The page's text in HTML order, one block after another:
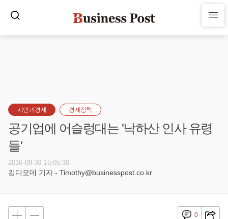
시민과경제 경제정책
공기업에 어슬렁대는 '낙하산 인사 유령
들'
2016-09-30 15:05:30
김디모데 기자 - Timothy@businesspost.co.kr
0